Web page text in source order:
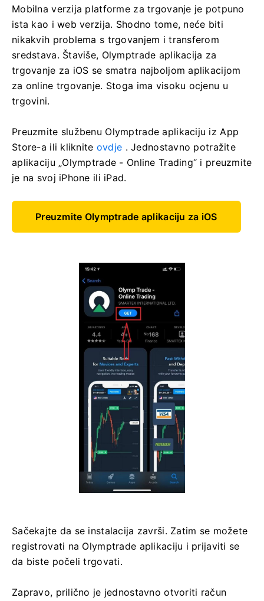
Mobilna verzija platforme za trgovanje je potpuno
ista kao i web verzija. Shodno tome, neće biti
nikakvih problema s trgovanjem i transferom
sredstava. Štaviše, Olymptrade aplikacija za
trgovanje za iOS se smatra najboljom aplikacijom
za online trgovanje. Stoga ima visoku ocjenu u
trgovini.
Preuzmite službenu Olymptrade aplikaciju iz App
Store-a ili kliknite ovdje . Jednostavno potražite
aplikaciju „Olymptrade - Online Trading“ i preuzmite
je na svoj iPhone ili iPad.
Preuzmite Olymptrade aplikaciju za iOS
Sačekajte da se instalacija završi. Zatim se možete
registrovati na Olymptrade aplikaciju i prijaviti se
da biste počeli trgovati.
Zapravo, prilično je jednostavno otvoriti račun